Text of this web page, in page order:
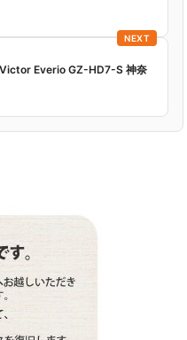
NEXT
Victor Everio GZ-HD7-S 神奈